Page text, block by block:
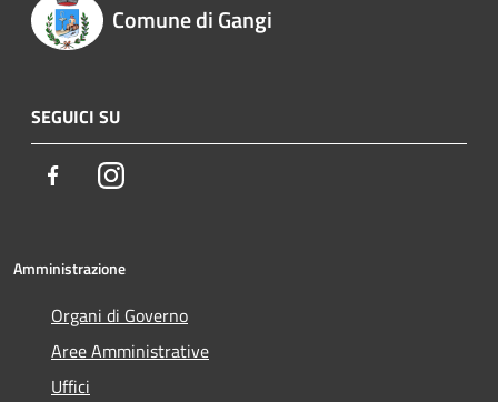
Comune di Gangi
SEGUICI SU
FacebookInstagram
Amministrazione
Organi di Governo
Aree Amministrative
Uffici